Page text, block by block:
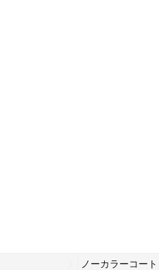
ノーカラーコート